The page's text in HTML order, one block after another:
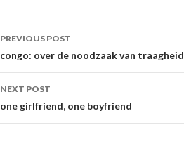
Post
navigation
PREVIOUS POST
congo: over de noodzaak van traagheid
NEXT POST
one girlfriend, one boyfriend